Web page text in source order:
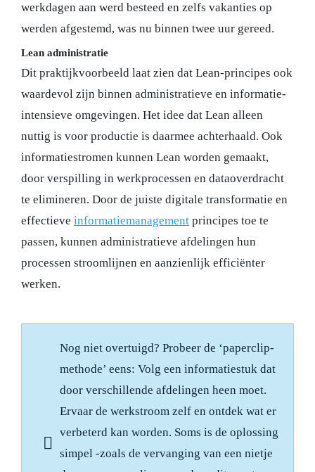
werkdagen aan werd besteed en zelfs vakanties op
werden afgestemd, was nu binnen twee uur gereed.
Lean administratie
Dit praktijkvoorbeeld laat zien dat Lean-principes ook
waardevol zijn binnen administratieve en informatie-
intensieve omgevingen. Het idee dat Lean alleen
nuttig is voor productie is daarmee achterhaald. Ook
informatiestromen kunnen Lean worden gemaakt,
door verspilling in werkprocessen en dataoverdracht
te elimineren. Door de juiste digitale transformatie en
effectieve informatiemanagement principes toe te
passen, kunnen administratieve afdelingen hun
processen stroomlijnen en aanzienlijk efficiënter
werken.
Nog niet overtuigd? Probeer de ‘paperclip-
methode’ eens: Volg een informatiestuk dat
door verschillende afdelingen heen moet.
Ervaar de werkstroom zelf en ontdek wat er
verbeterd kan worden. Soms is de oplossing
simpel -zoals de vervanging van een nietje